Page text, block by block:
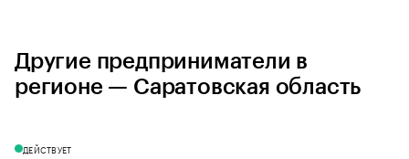
Другие предприниматели в
регионе — Саратовская область
ДЕЙСТВУЕТ